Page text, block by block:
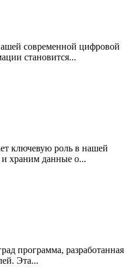
современной цифровой
становится...
ключевую роль в нашей
храним данные о...
программа, разработанная
Эта...